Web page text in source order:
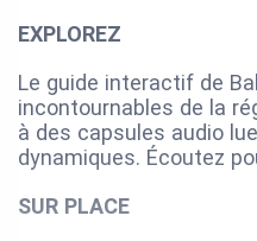
EXPLOREZ
Le guide interactif de
incontournables de la
à des capsules audio
dynamiques. Écoutez
SUR PLACE